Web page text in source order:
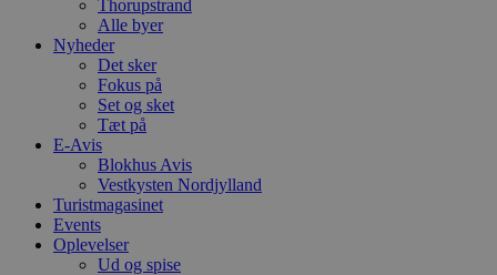
Thorupstrand
Alle byer
Nyheder
Det sker
Fokus på
Set og sket
Tæt på
E-Avis
Blokhus Avis
Vestkysten Nordjylland
Turistmagasinet
Events
Oplevelser
Ud og spise